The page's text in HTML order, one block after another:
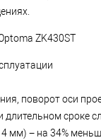
ZK430ST
поворот оси
длительном
мм) − на 34%